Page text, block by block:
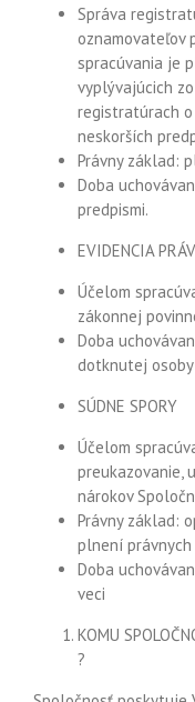
Správa
oznamovateľov
spracúvania je
vyplývajúcich
registratúrach
neskorších
Právny základ:
Doba
predpismi.
EVIDENCIA
Účelom
zákonnej
Doba
dotknutej osoby
SÚDNE SPORY
Účelom
preukazovanie,
nárokov
Právny základ:
plnení
Doba
veci
KOMU
?